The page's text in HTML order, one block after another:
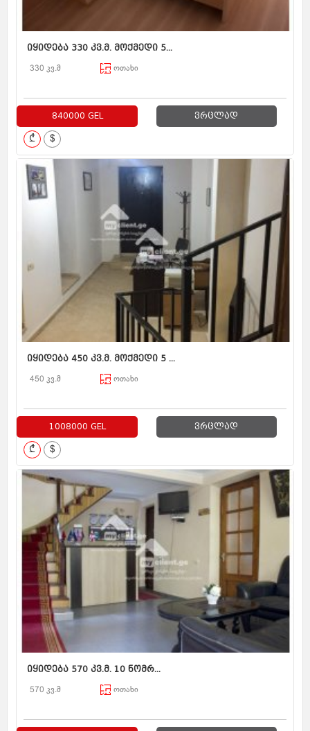
იყიდება 330 კვ.მ. მოქმედი 5...
330 კვ.მ ოთახი
840000 GEL ვრცლად
₾ $
იყიდება 450 კვ.მ. მოქმედი 5 ...
450 კვ.მ ოთახი
1008000 GEL ვრცლად
₾ $
იყიდება 570 კვ.მ. 10 ნომრ...
570 კვ.მ ოთახი